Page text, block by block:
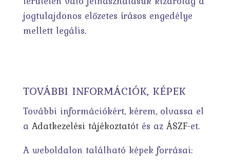
jogtulajdonos előzetes írásos engedélye
mellett legális.
TOVÁBBI INFORMÁCIÓK, KÉPEK
További információkért, kérem, olvassa el
a Adatkezelési tájékoztatót és az ÁSZF-et.
A weboldalon található képek forrásai: